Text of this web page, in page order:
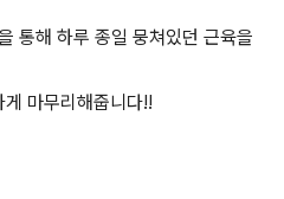
통해 하루 종일 뭉쳐있던 근육을
마무리해줍니다!!